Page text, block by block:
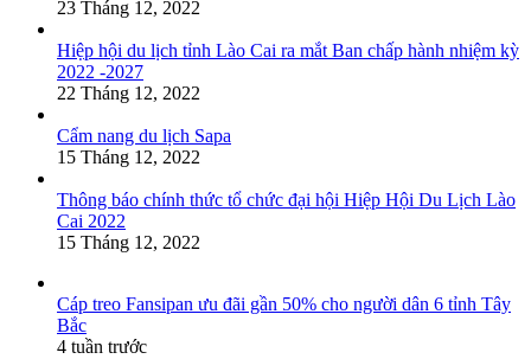
23 Tháng 12, 2022
Hiệp hội du lịch tỉnh Lào Cai ra mắt Ban chấp hành nhiệm kỳ
2022 -2027
22 Tháng 12, 2022
Cẩm nang du lịch Sapa
15 Tháng 12, 2022
Thông báo chính thức tổ chức đại hội Hiệp Hội Du Lịch Lào
Cai 2022
15 Tháng 12, 2022
Cáp treo Fansipan ưu đãi gần 50% cho người dân 6 tỉnh Tây
Bắc
4 tuần trước